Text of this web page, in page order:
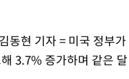
동현 기자 = 미국 정부
3.7% 증가하며 같은